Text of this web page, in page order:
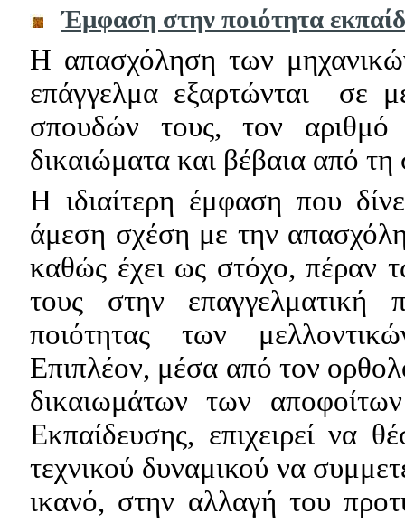
Έμφαση στην ποιότητα
Η απασχόληση των
επάγγελμα εξαρτώνται
σε
σπουδών τους, τον αριθμό
δικαιώματα και βέβαια από
Η ιδιαίτερη έμφαση που
άμεση σχέση με την
καθώς έχει ως στόχο, πέραν
τους στην επαγγελματική
ποιότητας των
Επιπλέον, μέσα από τον
δικαιωμάτων των
Εκπαίδευσης, επιχειρεί να
τεχνικού δυναμικού να
ικανό, στην αλλαγή του